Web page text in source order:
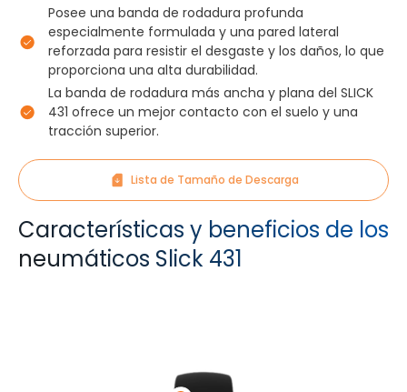
Posee una banda de rodadura profunda
especialmente formulada y una pared lateral
reforzada para resistir el desgaste y los daños, lo que
proporciona una alta durabilidad.
La banda de rodadura más ancha y plana del SLICK
431 ofrece un mejor contacto con el suelo y una
tracción superior.
Lista de Tamaño de Descarga
Características y beneficios de los
neumáticos Slick 431